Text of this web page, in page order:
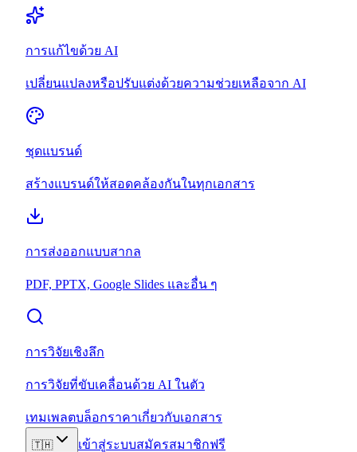
การแก้ไขด้วย AI
เปลี่ยนแปลงหรือปรับแต่งด้วยความช่วยเหลือจาก AI
ชุดแบรนด์
สร้างแบรนด์ให้สอดคล้องกันในทุกเอกสาร
การส่งออกแบบสากล
PDF, PPTX, Google Slides และอื่น ๆ
การวิจัยเชิงลึก
การวิจัยที่ขับเคลื่อนด้วย AI ในตัว
เทมเพลตบล็อกราคาเกี่ยวกับเอกสาร
🇹🇭 เข้าสู่ระบบสมัครสมาชิกฟรี